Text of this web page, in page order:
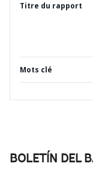
Titre du rapport
Mots clé
BOLETÍN DEL